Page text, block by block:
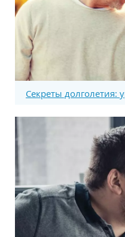
Секреты долголетия: